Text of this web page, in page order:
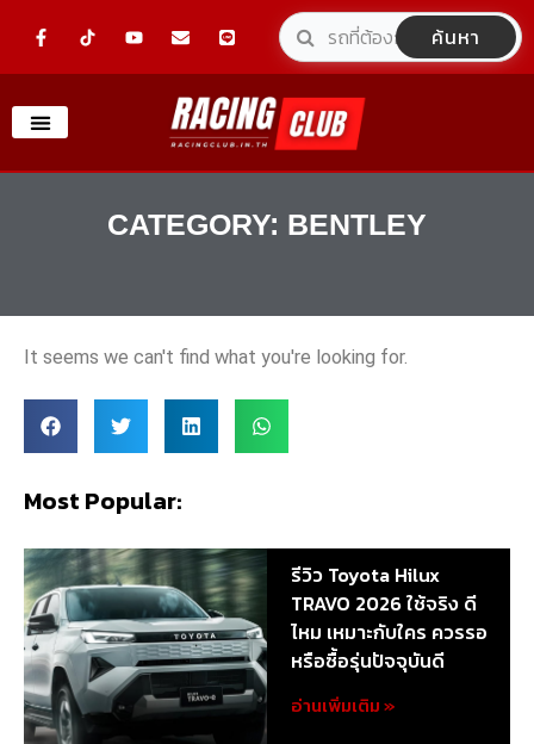
F
a
e
o
o
-
o
t
n
e
l
o
p
e
L
i
e
ค้นหา
CATEGORY: BENTLEY
It seems we can't find what you're looking for.
Most Popular:
รีวิว Toyota Hilux
TRAVO 2026 ใช้จริง ดี
ไหม เหมาะกับใคร ควรรอ
หรือซื้อรุ่นปัจจุบันดี
อ่านเพิ่มเติม »